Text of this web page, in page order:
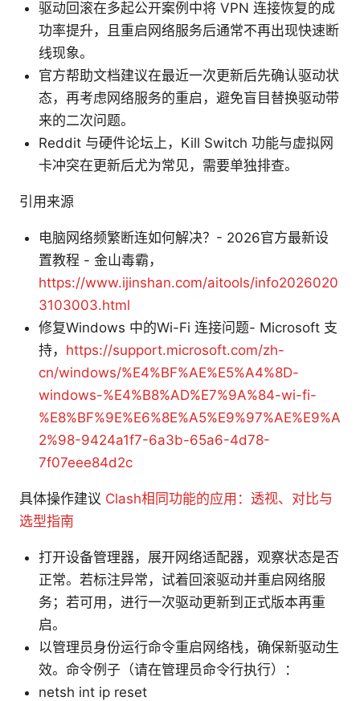
驱动回滚在多起公开案例中将 VPN 连接恢复的成
功率提升，且重启网络服务后通常不再出现快速断
线现象。
官方帮助文档建议在最近一次更新后先确认驱动状
态，再考虑网络服务的重启，避免盲目替换驱动带
来的二次问题。
Reddit 与硬件论坛上，Kill Switch 功能与虚拟网
卡冲突在更新后尤为常见，需要单独排查。
引用来源
电脑网络频繁断连如何解决？- 2026官方最新设
置教程 - 金山毒霸，
https://www.ijinshan.com/aitools/info2026020
3103003.html
修复Windows 中的Wi-Fi 连接问题- Microsoft 支
持， https://support.microsoft.com/zh-
cn/windows/%E4%BF%AE%E5%A4%8D-
windows-%E4%B8%AD%E7%9A%84-wi-fi-
%E8%BF%9E%E6%8E%A5%E9%97%AE%E9%A
2%98-9424a1f7-6a3b-65a6-4d78-
7f07eee84d2c
具体操作建议 Clash相同功能的应用：透视、对比与
选型指南
打开设备管理器，展开网络适配器，观察状态是否
正常。若标注异常，试着回滚驱动并重启网络服
务；若可用，进行一次驱动更新到正式版本再重
启。
以管理员身份运行命令重启网络栈，确保新驱动生
效。命令例子（请在管理员命令行执行）：
netsh int ip reset